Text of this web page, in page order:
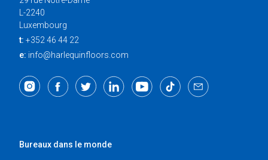
L-2240
Luxembourg
t: +352 46 44 22
e: info@harlequinfloors.com
Bureaux dans le monde